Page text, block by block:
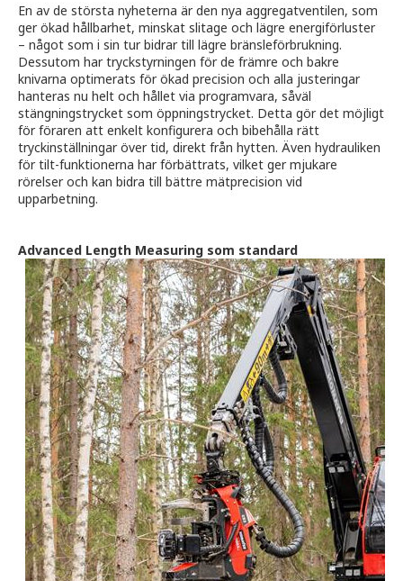
En av de största nyheterna är den nya aggregatventilen, som
ger ökad hållbarhet, minskat slitage och lägre energiförluster
– något som i sin tur bidrar till lägre bränsleförbrukning.
Dessutom har tryckstyrningen för de främre och bakre
knivarna optimerats för ökad precision och alla justeringar
hanteras nu helt och hållet via programvara, såväl
stängningstrycket som öppningstrycket. Detta gör det möjligt
för föraren att enkelt konfigurera och bibehålla rätt
tryckinställningar över tid, direkt från hytten. Även hydrauliken
för tilt-funktionerna har förbättrats, vilket ger mjukare
rörelser och kan bidra till bättre mätprecision vid
upparbetning.
Advanced Length Measuring som standard